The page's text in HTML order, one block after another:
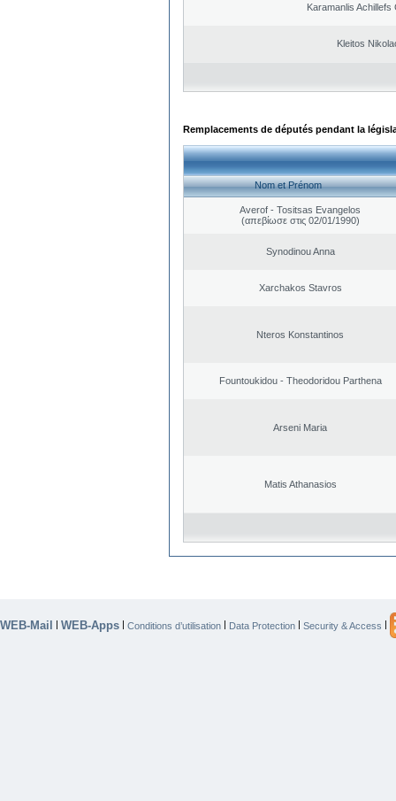
Karamanlis Achillefs
Kleitos
Remplacements de députés pendant la
Nom et Prénom
Averof - Tositsas Evangelos
(απεβίωσε στις 02/01/1990)
Synodinou Anna
Xarchakos Stavros
Nteros Konstantinos
Fountoukidou - Theodoridou Parthena
Arseni Maria
Matis Athanasios
WEB-Mail | WEB-Apps | Conditions d’utilisation | Data Protection | Security & Access |